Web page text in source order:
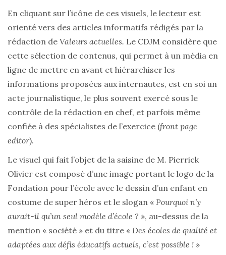
En cliquant sur l’icône de ces visuels, le lecteur est
orienté vers des articles informatifs rédigés par la
rédaction de Valeurs actuelles. Le CDJM considère que
cette sélection de contenus, qui permet à un média en
ligne de mettre en avant et hiérarchiser les
informations proposées aux internautes, est en soi un
acte journalistique, le plus souvent exercé sous le
contrôle de la rédaction en chef, et parfois même
confiée à des spécialistes de l’exercice (front page
editor).
Le visuel qui fait l’objet de la saisine de M. Pierrick
Olivier est composé d’une image portant le logo de la
Fondation pour l’école avec le dessin d’un enfant en
costume de super héros et le slogan « Pourquoi n’y
aurait-il qu’un seul modèle d’école ? », au-dessus de la
mention « société » et du titre « Des écoles de qualité et
adaptées aux défis éducatifs actuels, c’est possible ! »